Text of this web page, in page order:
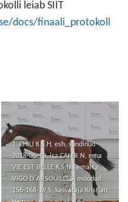
leiab SIIT
docs/finaali_protokoll
1. CHILI K.S.H, esh, sündinud
2018-05-13, isa CAHIR N, ema
VIE EST BELLE K.S.H., emaisa
VIGO D`ARSOUILLES, mõõdud
156-168-19,5, kasvataja Kristjan